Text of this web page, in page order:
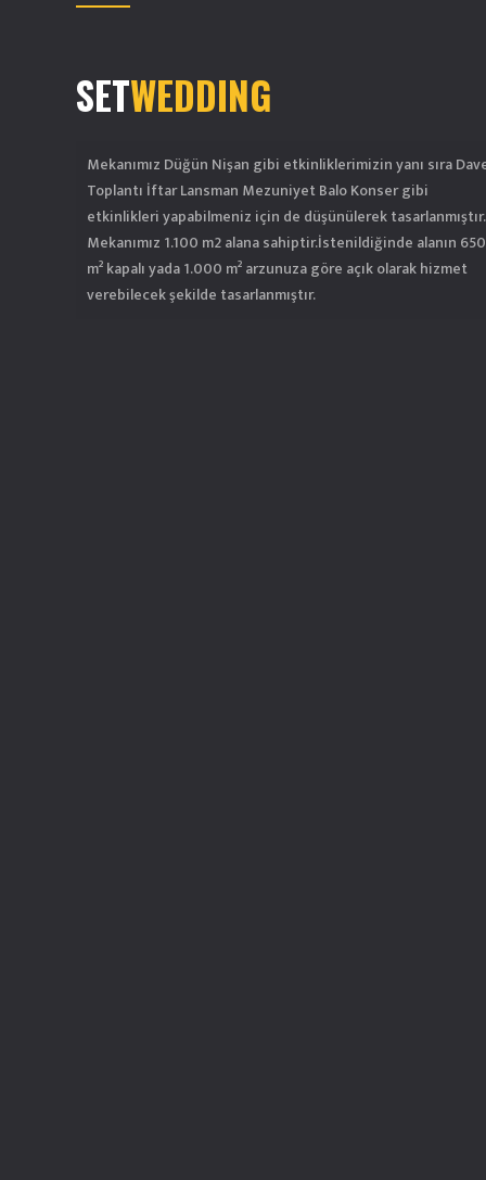
SETWEDDING
Mekanımız Düğün Nişan gibi etkinliklerimizin yanı sıra
Toplantı İftar Lansman Mezuniyet Balo Konser gibi
etkinlikleri yapabilmeniz için de düşünülerek tasarlanmıştır.
Mekanımız 1.100 m2 alana sahiptir.İstenildiğinde alanın 650
m² kapalı yada 1.000 m² arzunuza göre açık olarak hizmet
verebilecek şekilde tasarlanmıştır.